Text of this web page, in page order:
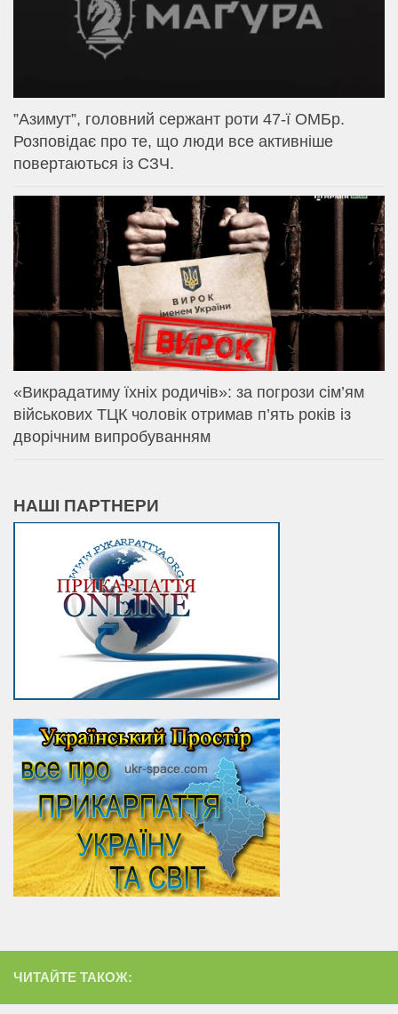
⁨”Азимут”, головний сержант роти 47-ї ОМБр.
Розповідає про те, що люди все активніше
повертаються із СЗЧ.
«Викрадатиму їхніх родичів»: за погрози сім’ям
військових ТЦК чоловік отримав п’ять років із
дворічним випробуванням
НАШІ ПАРТНЕРИ
ЧИТАЙТЕ ТАКОЖ: